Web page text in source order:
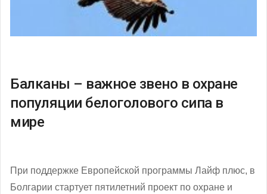
Балканы – важное звено в охране
популяции белоголового сипа в
мире
При поддержке Европейской программы Лайф плюс, в
Болгарии стартует пятилетний проект по охране и